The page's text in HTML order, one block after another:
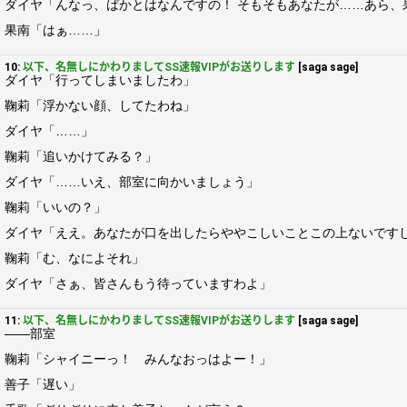
ダイヤ「んなっ、ばかとはなんですの！ そもそもあなたが……あら、
果南「はぁ……」
10: 以下、名無しにかわりましてSS速報VIPがお送りします [saga sage]
ダイヤ「行ってしまいましたわ」
鞠莉「浮かない顔、してたわね」
ダイヤ「……」
鞠莉「追いかけてみる？」
ダイヤ「……いえ、部室に向かいましょう」
鞠莉「いいの？」
ダイヤ「ええ。あなたが口を出したらややこしいことこの上ないですし
鞠莉「む、なによそれ」
ダイヤ「さぁ、皆さんもう待っていますわよ」
11: 以下、名無しにかわりましてSS速報VIPがお送りします [saga sage]
――部室
鞠莉「シャイニーっ！ みんなおっはよー！」
善子「遅い」